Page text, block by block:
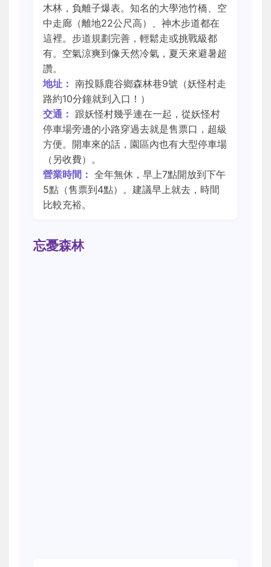
木林，負離子爆表。知名的大學池竹橋、空
中走廊（離地22公尺高）、神木步道都在
這裡。步道規劃完善，輕鬆走或挑戰級都
有。空氣涼爽到像天然冷氣，夏天來避暑超
讚。
地址： 南投縣鹿谷鄉森林巷9號（妖怪村走
路約10分鐘就到入口！）
交通： 跟妖怪村幾乎連在一起，從妖怪村
停車場旁邊的小路穿過去就是售票口，超級
方便。開車來的話，園區內也有大型停車場
（另收費）。
營業時間： 全年無休，早上7點開放到下午
5點（售票到4點）。建議早上就去，時間
比較充裕。
忘憂森林